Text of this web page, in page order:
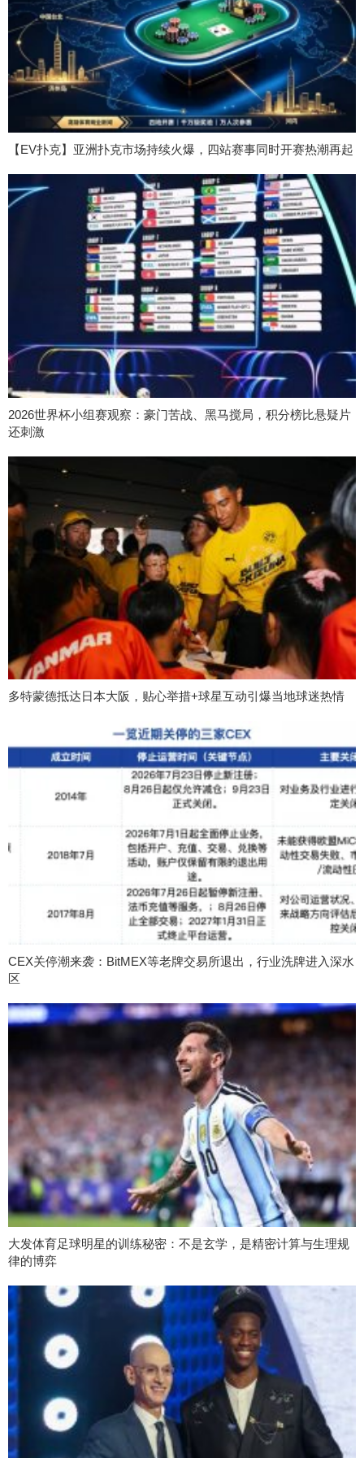
【EV扑克】亚洲扑克市场持续火爆，四站赛事同时开赛热潮再起
2026世界杯小组赛观察：豪门苦战、黑马搅局，积分榜比悬疑片
还刺激
多特蒙德抵达日本大阪，贴心举措+球星互动引爆当地球迷热情
CEX关停潮来袭：BitMEX等老牌交易所退出，行业洗牌进入深水
区
大发体育足球明星的训练秘密：不是玄学，是精密计算与生理规
律的博弈